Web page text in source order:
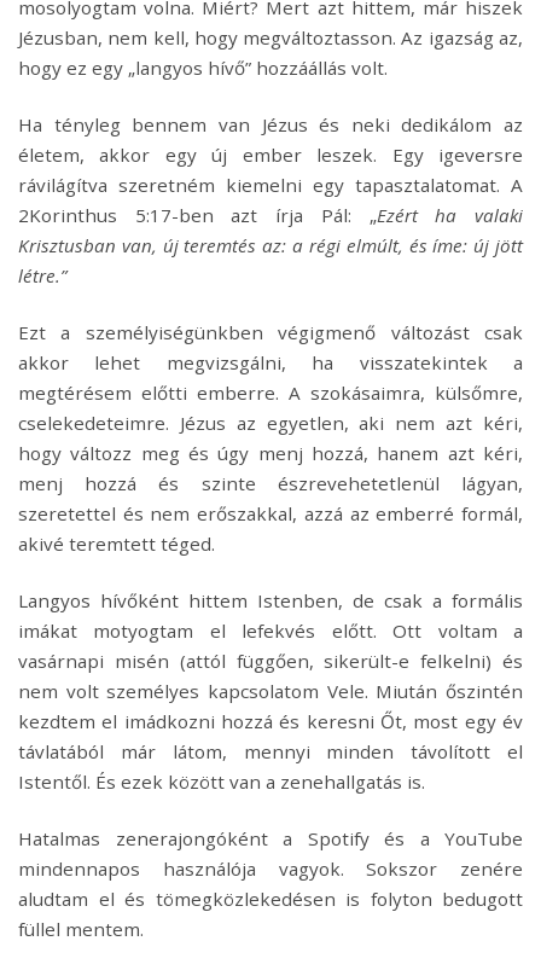
mosolyogtam volna. Miért? Mert azt hittem, már hiszek
Jézusban, nem kell, hogy megváltoztasson. Az igazság az,
hogy ez egy „langyos hívő” hozzáállás volt.
Ha tényleg bennem van Jézus és neki dedikálom az
életem, akkor egy új ember leszek. Egy igeversre
rávilágítva szeretném kiemelni egy tapasztalatomat. A
2Korinthus 5:17-ben azt írja Pál: „Ezért ha valaki
Krisztusban van, új teremtés az: a régi elmúlt, és íme: új jött
létre.”
Ezt a személyiségünkben végigmenő változást csak
akkor lehet megvizsgálni, ha visszatekintek a
megtérésem előtti emberre. A szokásaimra, külsőmre,
cselekedeteimre. Jézus az egyetlen, aki nem azt kéri,
hogy változz meg és úgy menj hozzá, hanem azt kéri,
menj hozzá és szinte észrevehetetlenül lágyan,
szeretettel és nem erőszakkal, azzá az emberré formál,
akivé teremtett téged.
Langyos hívőként hittem Istenben, de csak a formális
imákat motyogtam el lefekvés előtt. Ott voltam a
vasárnapi misén (attól függően, sikerült-e felkelni) és
nem volt személyes kapcsolatom Vele. Miután őszintén
kezdtem el imádkozni hozzá és keresni Őt, most egy év
távlatából már látom, mennyi minden távolított el
Istentől. És ezek között van a zenehallgatás is.
Hatalmas zenerajongóként a Spotify és a YouTube
mindennapos használója vagyok. Sokszor zenére
aludtam el és tömegközlekedésen is folyton bedugott
füllel mentem.